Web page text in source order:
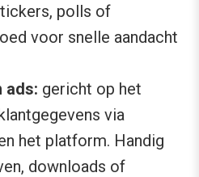
polls of
voor snelle aandacht
ads: gericht op het
via
het platform. Handig
downloads of